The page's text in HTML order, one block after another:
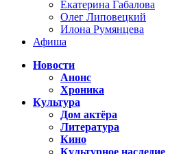
Екатерина Габалова
Олег Липовецкий
Илона Румянцева
Афиша
Новости
Анонс
Хроника
Культура
Дом актёра
Литература
Кино